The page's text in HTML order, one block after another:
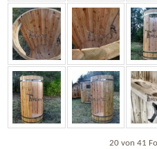
20 von 41